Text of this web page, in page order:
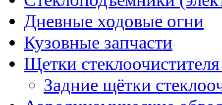
Дневные ходовые огни
Кузовные запчасти
Щетки
Задние щётки